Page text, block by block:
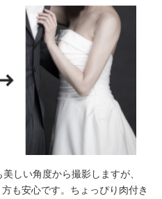
しい角度から撮影しますが、
も安心です。ちょっぴり肉付き